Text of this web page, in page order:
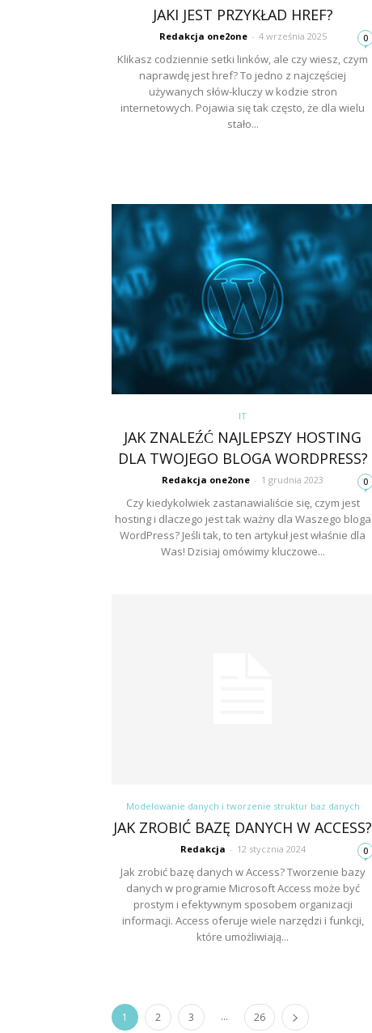
JAKI JEST PRZYKŁAD HREF?
Redakcja one2one - 4 września 2025 0
Klikasz codziennie setki linków, ale czy wiesz, czym
naprawdę jest href? To jedno z najczęściej
używanych słów-kluczy w kodzie stron
internetowych. Pojawia się tak często, że dla wielu
stało...
IT
JAK ZNALEŹĆ NAJLEPSZY HOSTING
DLA TWOJEGO BLOGA WORDPRESS?
Redakcja one2one - 1 grudnia 2023 0
Czy kiedykolwiek zastanawialiście się, czym jest
hosting i dlaczego jest tak ważny dla Waszego bloga
WordPress? Jeśli tak, to ten artykuł jest właśnie dla
Was! Dzisiaj omówimy kluczowe...
Modelowanie danych i tworzenie struktur baz danych
JAK ZROBIĆ BAZĘ DANYCH W ACCESS?
Redakcja - 12 stycznia 2024 0
Jak zrobić bazę danych w Access? Tworzenie bazy
danych w programie Microsoft Access może być
prostym i efektywnym sposobem organizacji
informacji. Access oferuje wiele narzędzi i funkcji,
które umożliwiają...
1 2 3 ... 26